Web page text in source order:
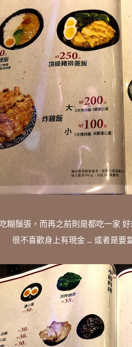
糊鬚張，而再之前則是都吃一家
很不喜歡身上有現金 ... 或者是